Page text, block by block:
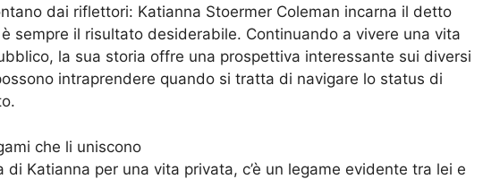
dai riflettori: Katianna Stoermer Coleman incarna il detto
sempre il risultato desiderabile. Continuando a vivere una vita
la sua storia offre una prospettiva interessante sui diversi
intraprendere quando si tratta di navigare lo status di
che li uniscono
Katianna per una vita privata, c’è un legame evidente tra lei e